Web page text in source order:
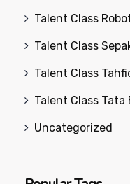
Talent Class
Talent Class
Talent Class
Talent Class Tata
Uncategorized